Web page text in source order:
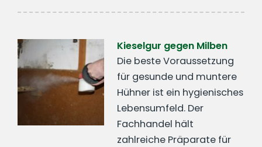
Kieselgur gegen Milben
Die beste Voraussetzung
für gesunde und muntere
Hühner ist ein hygienisches
Lebensumfeld. Der
Fachhandel hält
zahlreiche Präparate für